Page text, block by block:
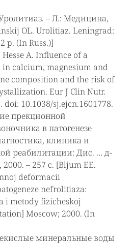
– Л.: Медицина,
OL. Urolitiaz. Leningrad:
p. (In Russ.)]
Hesse A. Influence of a
calcium, magnesium and
composition and the risk of
Eur J Clin Nutr.
doi: 10.1038/sj.ejcn.1601778.
прекционной
в патогенезе
клиника и
реабилитации: Дис. … д-
– 257 с. [Bljum EE.
deformacii
nefrolitiaza:
i metody fizicheskoj
Moscow; 2000. (In
минеральные воды